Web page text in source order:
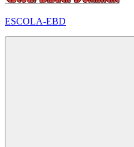
ESCOLA-EBD